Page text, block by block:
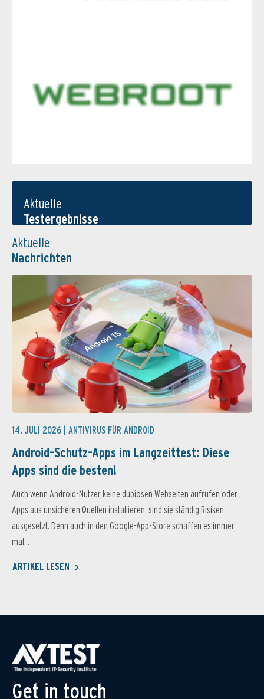
Aktuelle
Testergebnisse
Aktuelle
Nachrichten
14. JULI 2026 | ANTIVIRUS FÜR ANDROID
Android-Schutz-Apps im Langzeittest: Diese
Apps sind die besten!
Auch wenn Android-Nutzer keine dubiosen Webseiten aufrufen oder
Apps aus unsicheren Quellen installieren, sind sie ständig Risiken
ausgesetzt. Denn auch in den Google-App-Store schaffen es immer
mal...
ARTIKEL LESEN
Get in touch